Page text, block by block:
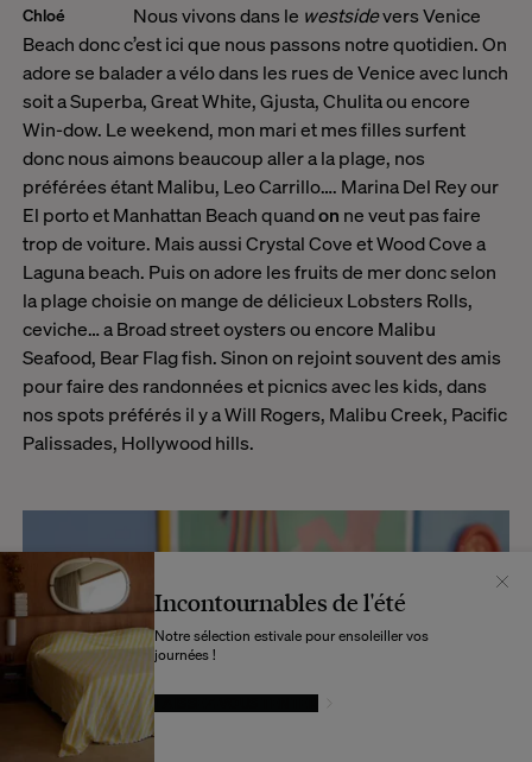
Chloé Nous vivons dans le westsidevers Venice
Beach donc c’est ici que nous passons notre quotidien.On
adore se balader a vélo dans les rues de Venice avec lunch
soit a Superba, Great White,Gjusta, Chulita ou encore
Win-dow. Le weekend, mon mari et mes fillessurfent
donc nous aimons beaucoup aller a la plage, nos
préféréesétant Malibu, Leo Carrillo…. Marina Del Rey our
El porto et Manhattan Beach quandon ne veut pas faire
trop de voiture. Mais aussi Crystal Coveet Wood Cove a
Laguna beach. Puis on adore les fruits de mer donc selon
la plage choisie on mange de délicieuxLobsters Rolls,
ceviche… a Broad street oysters ou encore Malibu
Seafood, Bear Flag fish. Sinon on rejoint souvent des amis
pour faire des randonnées et picnics avec les kids, dans
nos spots préférés il y a Will Rogers, Malibu Creek, Pacific
Palissades, Hollywood hills.
Incontournables de l'été
Notre sélection estivale pour ensoleiller vos
journées !